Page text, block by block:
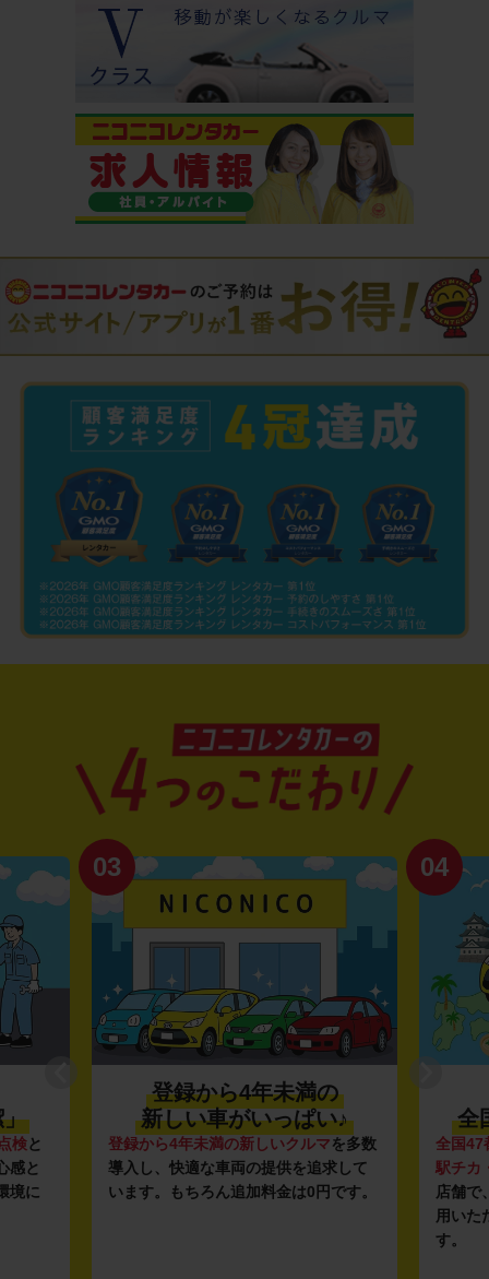
」
検と
感と
境に
03
登録から4年未満の
新しい車がいっぱい♪
登録から4年未満の新しいクルマを多数
導入し、快適な車両の提供を追求して
います。もちろん追加料金は0円です。
04
全
全国47
駅チカ
店舗で
用いた
す。